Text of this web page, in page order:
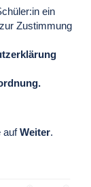
ein
Zustimmung
aufWeiter.